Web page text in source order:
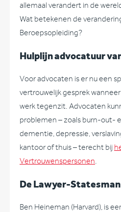
allemaal verandert in de
Wat betekenen de
Beroepsopleiding?
Hulplijn advocatuur
Voor advocaten is er nu een
vertrouwelijk gesprek
werk tegenzit. Advocaten
problemen – zoals burn-out-
dementie, depressie,
kantoor of thuis – terecht bij
Vertrouwenspersonen.
De Lawyer-Statesman
Ben Heineman (Harvard), is